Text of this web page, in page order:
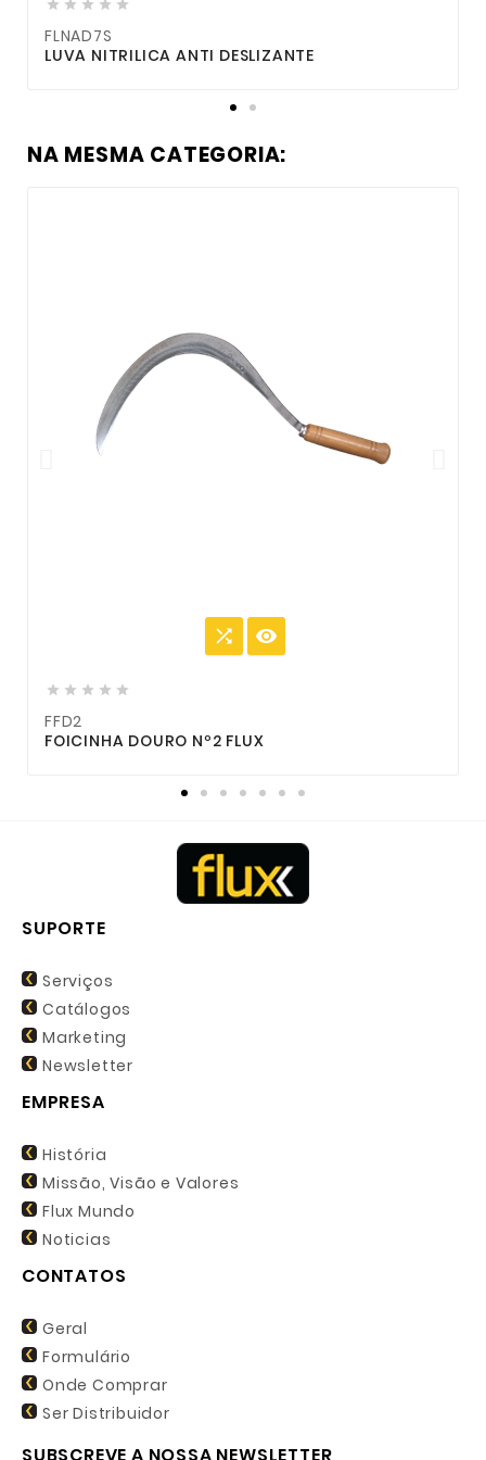
    
FLNAD7S
LUVA NITRILICA ANTI DESLIZANTE
NA MESMA CATEGORIA:
 
    
FFD2
FOICINHA DOURO Nº2 FLUX
SUPORTE
Serviços
Catálogos
Marketing
Newsletter
EMPRESA
História
Missão, Visão e Valores
Flux Mundo
Noticias
CONTATOS
Geral
Formulário
Onde Comprar
Ser Distribuidor
SUBSCREVE A NOSSA NEWSLETTER